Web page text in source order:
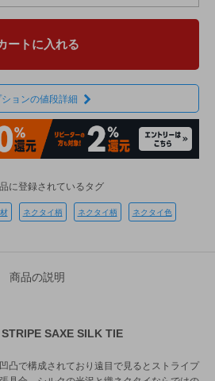
ートに入れる
ションの値段詳細
に登録されているタグ
ネクタイ柄 ネクタイ柄 ネクタイ色
商品の説明
SAXE SILK TIE
凸で構成されており遠目で見るとストライプ